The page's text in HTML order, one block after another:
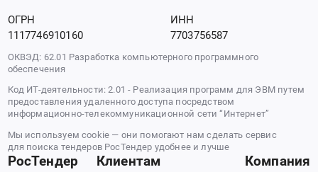
ОГРН
1117746910160
ИНН
7703756587
ОКВЭД: 62.01 Разработка компьютерного программного
обеспечения
Код ИТ-деятельности: 2.01 - Реализация программ для ЭВМ путем
предоставления удаленного доступа посредством
информационно-телекоммуникационной сети “Интернет”
Мы используем cookie — они помогают нам сделать сервис
для поиска тендеров РосТендер удобнее и лучше
РосТендер Клиентам Компания